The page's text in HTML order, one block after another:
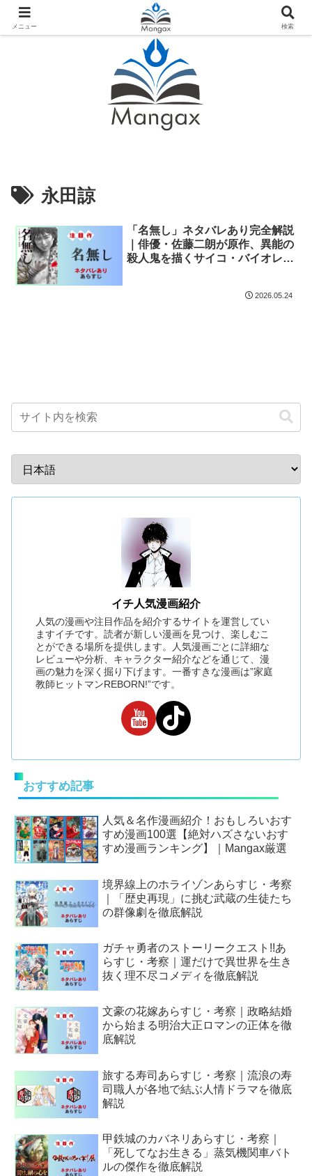
人気おすすめ漫画紹介ならMangax（マンガックス）
永田諒
「名無し」ネタバレあり完全解説
｜俳優・佐藤二朗が原作、異能の
殺人鬼を描くサイコ・バイオレン
2026.05.24
イチ人気漫画紹介
人気の漫画や注目作品を紹介するサイトを運営してい
ますイチです。読者が新しい漫画を見つけ、楽しむこ
とができる場所を提供します。人気漫画ごとに詳細な
レビューや分析、キャラクター紹介などを通じて、漫
画の魅力を深く掘り下げます。一番すきな漫画は”家庭
教師ヒットマンREBORN!”です。
おすすめ記事
人気＆名作漫画紹介！おもしろいおす
すめ漫画100選【絶対ハズさないおす
すめ漫画ランキング】｜Mangax厳選
境界線上のホライゾンあらすじ・考察
｜「歴史再現」に挑む武蔵の生徒たち
の群像劇を徹底解説
ガチャ勇者のストーリークエスト!!あ
らすじ・考察｜運だけで異世界を生き
抜く理不尽コメディを徹底解説
文豪の花嫁あらすじ・考察｜政略結婚
から始まる明治大正ロマンの正体を徹
底解説
旅する寿司あらすじ・考察｜流浪の寿
司職人が各地で結ぶ人情ドラマを徹底
解説
甲鉄城のカバネリあらすじ・考察｜
「死してなお生きる」蒸気機関車バト
ルの傑作を徹底解説
メニュー 検索